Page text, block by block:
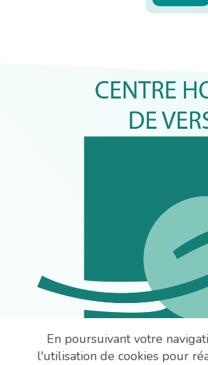
En poursuivant votre
l'utilisation de cookies pour